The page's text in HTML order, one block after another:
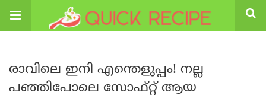
രാവിലെ ഇനി എന്തെളുപ്പം! നല്ല
പഞ്ഞിപോലെ സോഫ്റ്റ് ആയ